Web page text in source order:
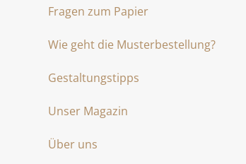
Fragen zum Papier
Wie geht die Musterbestellung?
Gestaltungstipps
Unser Magazin
Über uns